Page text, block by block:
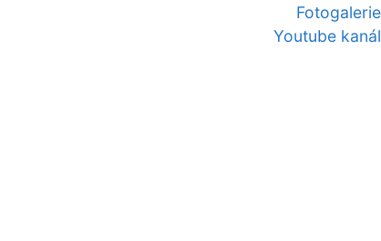
Fotogalerie
Youtube kanál